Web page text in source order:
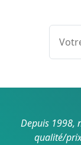
Depuis 1998,
qualité/